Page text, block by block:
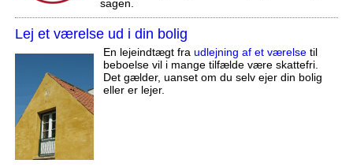
sagen.
Lej et værelse ud i din bolig
En lejeindtægt fra udlejning af et værelsetil
beboelse vil i mange tilfælde være skattefri.
Det gælder, uanset om du selv ejer din bolig
eller er lejer.